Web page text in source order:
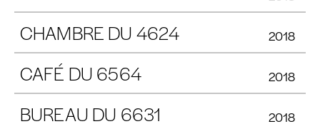
CHAMBRE DU 4624 2018
CAFÉ DU 6564 2018
BUREAU DU 6631 2018